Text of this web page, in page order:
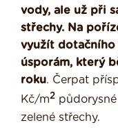
vody, ale už při
střechy. Na
využít dotačního
úsporám, který
roku. Čerpat
Kč/m2
zelené střechy.